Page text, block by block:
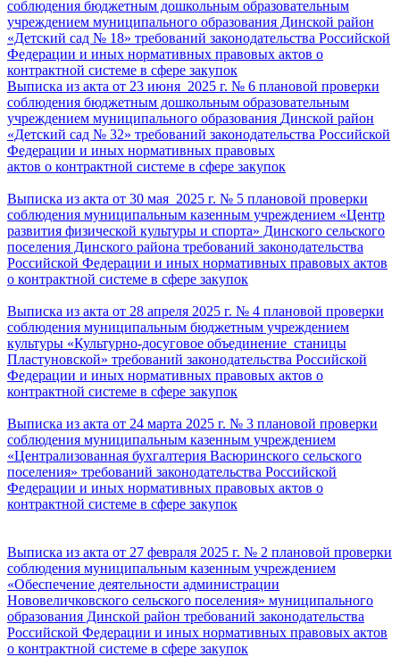
соблюдения бюджетным дошкольным образовательным
учреждением муниципального образования Динской район
«Детский сад № 18» требований законодательства Российской
Федерации и иных нормативных правовых актов о
контрактной системе в сфере закупок
Выписка из акта от 23 июня 2025 г. № 6 плановой проверки
соблюдения бюджетным дошкольным образовательным
учреждением муниципального образования Динской район
«Детский сад № 32» требований законодательства Российской
Федерации и иных нормативных правовых
актов о контрактной системе в сфере закупок
Выписка из акта от 30 мая 2025 г. № 5 плановой проверки
соблюдения муниципальным казенным учреждением «Центр
развития физической культуры и спорта» Динского сельского
поселения Динского района требований законодательства
Российской Федерации и иных нормативных правовых актов
о контрактной системе в сфере закупок
Выписка из акта от 28 апреля 2025 г. № 4 плановой проверки
соблюдения муниципальным бюджетным учреждением
культуры «Культурно-досуговое объединение станицы
Пластуновской» требований законодательства Российской
Федерации и иных нормативных правовых актов о
контрактной системе в сфере закупок
Выписка из акта от 24 марта 2025 г. № 3 плановой проверки
соблюдения муниципальным казенным учреждением
«Централизованная бухгалтерия Васюринского сельского
поселения» требований законодательства Российской
Федерации и иных нормативных правовых актов о
контрактной системе в сфере закупок
Выписка из акта от 27 февраля 2025 г. № 2 плановой проверки
соблюдения муниципальным казенным учреждением
«Обеспечение деятельности администрации
Нововеличковского сельского поселения» муниципального
образования Динской район требований законодательства
Российской Федерации и иных нормативных правовых актов
о контрактной системе в сфере закупок